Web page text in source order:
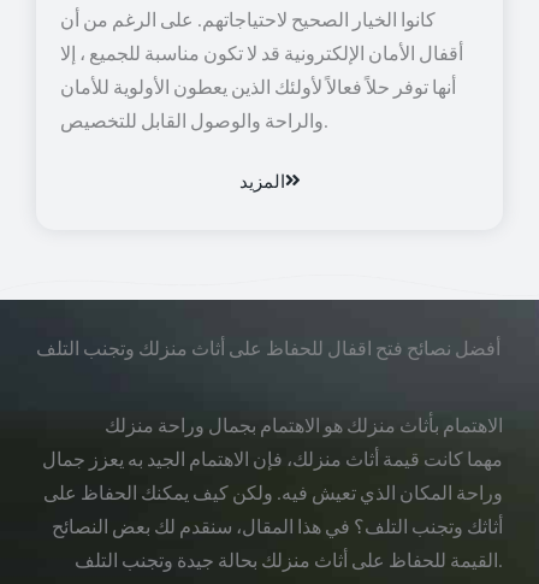
كانوا الخيار الصحيح لاحتياجاتهم. على الرغم من أن
أقفال الأمان الإلكترونية قد لا تكون مناسبة للجميع ، إلا
أنها توفر حلاً فعالاً لأولئك الذين يعطون الأولوية للأمان
والراحة والوصول القابل للتخصيص.
المزيد
أفضل نصائح فتح اقفال للحفاظ على أثاث منزلك وتجنب التلف
الاهتمام بأثاث منزلك هو الاهتمام بجمال وراحة منزلك
مهما كانت قيمة أثاث منزلك، فإن الاهتمام الجيد به يعزز جمال
وراحة المكان الذي تعيش فيه. ولكن كيف يمكنك الحفاظ على
أثاثك وتجنب التلف؟ في هذا المقال، سنقدم لك بعض النصائح
القيمة للحفاظ على أثاث منزلك بحالة جيدة وتجنب التلف.